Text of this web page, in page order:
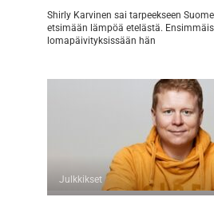
Shirly Karvinen sai tarpeekseen
etsimään lämpöä etelästä.
lomapäivityksissään hän
Julkkikset